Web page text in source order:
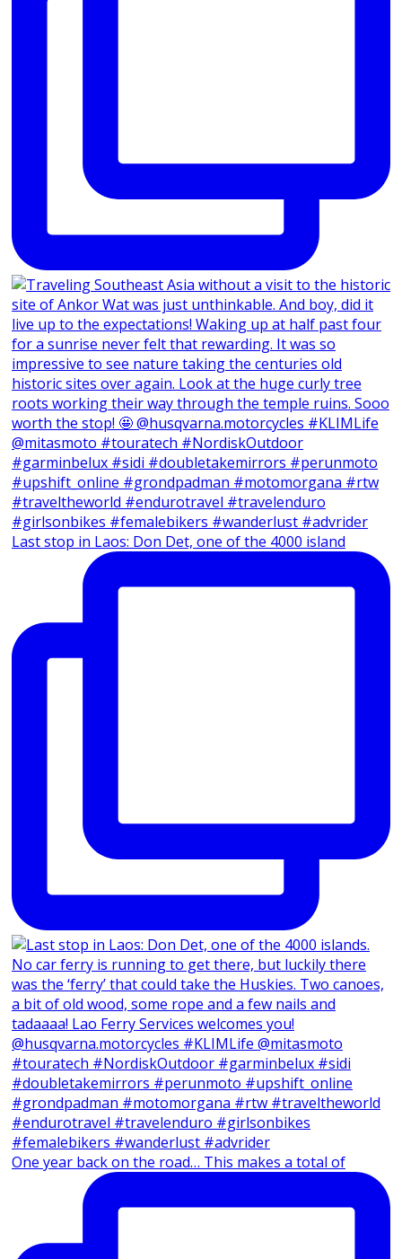
Last stop in Laos: Don Det, one of the 4000 island
One year back on the road… This makes a total of